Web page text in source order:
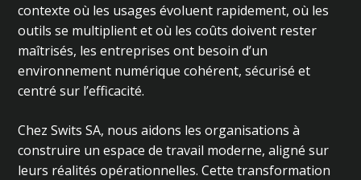
contexte où les usages évoluent rapidement, où les
outils se multiplient et où les coûts doivent rester
maîtrisés, les entreprises ont besoin d’un
environnement numérique cohérent, sécurisé et
centré sur l’efficacité.
Chez Swits SA, nous aidons les organisations à
construire un espace de travail moderne, aligné sur
leurs réalités opérationnelles. Cette transformation